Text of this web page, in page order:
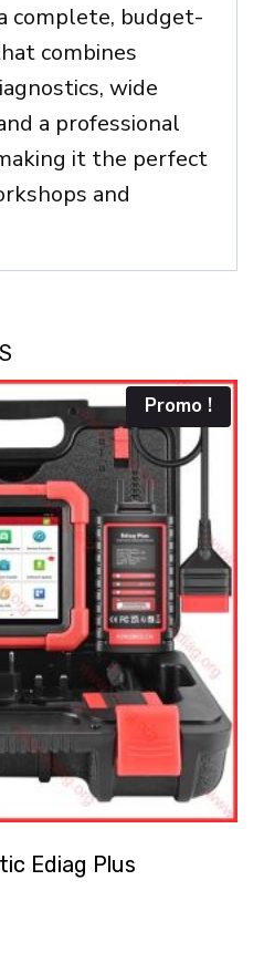
complete, budget-
combines
wide
a professional
it the perfect
and
Promo !
Ediag Plus